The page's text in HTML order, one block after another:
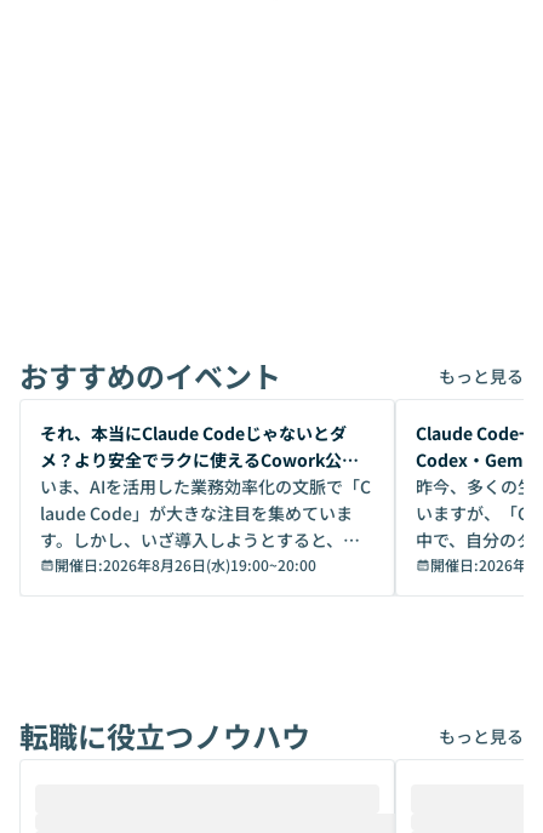
おすすめのイベント もっと見る
開催前
それ、本当にClaude Codeじゃないとダ
メ？より安全でラクに使えるCowork公開
デモ
いま、AIを活用した業務効率化の文脈で「C
laude Code」が大きな注目を集めていま
す。しかし、いざ導入しようとすると、セ
キュリティ面の懸念や権限管理のハードル
から、気軽に使えないケースも多いのでは
けでなく、想像以上の範囲まで自動化でき
ることは、まだあまり知られていません。
開催日:2026年8月26日(水)19:00~20:00
開催前
Claude Code一
Codex・
昨今、多くの生
いますが、「
中で、自分のタ
いいのか」を自
か？ 「なんとなく誰かが良いと言っていた
は、評判では
ているAIを選ぶこ
開催日:2026年8
転職に役立つノウハウ もっと見る